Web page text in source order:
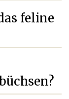
feline